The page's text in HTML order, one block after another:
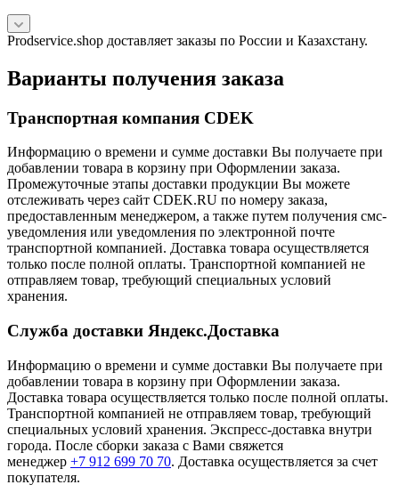
Prodservice.shop доставляет заказы по России и Казахстану.
Варианты получения заказа
Транспортная компания CDEK
Информацию о времени и сумме доставки Вы получаете при
добавлении товара в корзину при Оформлении заказа.
Промежуточные этапы доставки продукции Вы можете
отслеживать через сайт CDEK.RU по номеру заказа,
предоставленным менеджером, а также путем получения смс-
уведомления или уведомления по электронной почте
транспортной компанией. Доставка товара осуществляется
только после полной оплаты. Транспортной компанией не
отправляем товар, требующий специальных условий
хранения.
Служба доставки Яндекс.Доставка
Информацию о времени и сумме доставки Вы получаете при
добавлении товара в корзину при Оформлении заказа.
Доставка товара осуществляется только после полной оплаты.
Транспортной компанией не отправляем товар, требующий
специальных условий хранения. Экспресс-доставка внутри
города. После сборки заказа с Вами свяжется
менеджер +7 912 699 70 70. Доставка осуществляется за счет
покупателя.